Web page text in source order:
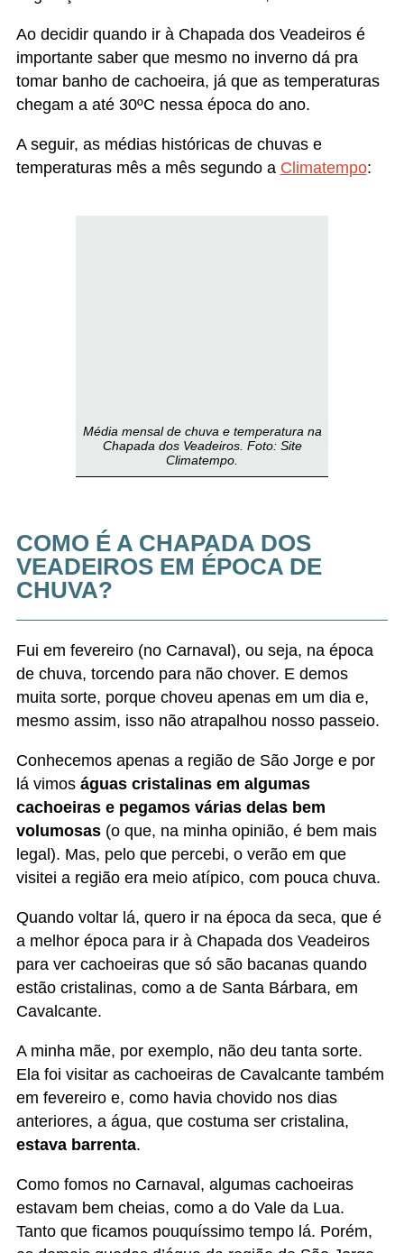
Média mensal de chuva e temperatura na
Climatempo.
COMO É A CHAPADA DOS
Conhecemos apenas a região de São Jorge e por
águas cristalinas em algumas
cachoeiras e pegamos várias delas bem
legal). Mas, pelo que percebi, o verão em que
visitei a região era meio atípico, com pouca chuva.
Quando voltar lá, quero ir na época da seca, que é
a melhor época para ir à Chapada dos Veadeiros
para ver cachoeiras que só são bacanas quando
estão cristalinas, como a de Santa Bárbara, em
Cavalcante.
A minha mãe, por exemplo, não deu tanta sorte.
em fevereiro e, como havia chovido nos dias
anteriores, a água, que costuma ser cristalina,
estava barrenta
.
Como fomos no Carnaval, algumas cachoeiras
estavam bem cheias, como a do Vale da Lua.
Tanto que ficamos pouquíssimo tempo lá. Porém,
as demais quedas d’água da região de São Jorge
que visitamos tinham gente, mas sem estar
lotadas.
QUANTOS DIAS PARA
CONHECER A CHAPADA DOS
VEADEIROS?
e 10 dias. Veja sugestões deroteiros de 4, 5 e 8
dias na Chapada.